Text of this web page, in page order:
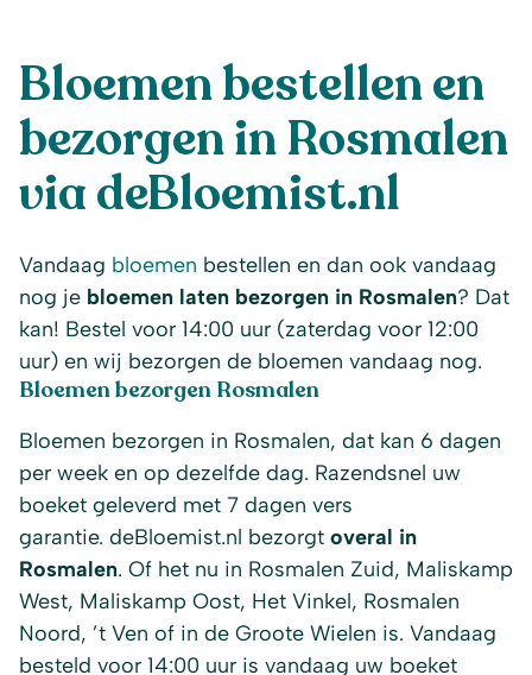
Bloemen bestellen en
bezorgen in Rosmalen
via deBloemist.nl
Vandaag bloemen bestellen en dan ook vandaag
nog je bloemen laten bezorgen in Rosmalen? Dat
kan! Bestel voor 14:00 uur (zaterdag voor 12:00
uur) en wij bezorgen de bloemen vandaag nog.
Bloemen bezorgen Rosmalen
Bloemen bezorgen in Rosmalen, dat kan 6 dagen
per week en op dezelfde dag. Razendsnel uw
boeket geleverd met 7 dagen vers
garantie. deBloemist.nl bezorgt overal in
Rosmalen. Of het nu in Rosmalen Zuid, Maliskamp
West, Maliskamp Oost, Het Vinkel, Rosmalen
Noord, ’t Ven of in de Groote Wielen is. Vandaag
besteld voor 14:00 uur is vandaag uw boeket